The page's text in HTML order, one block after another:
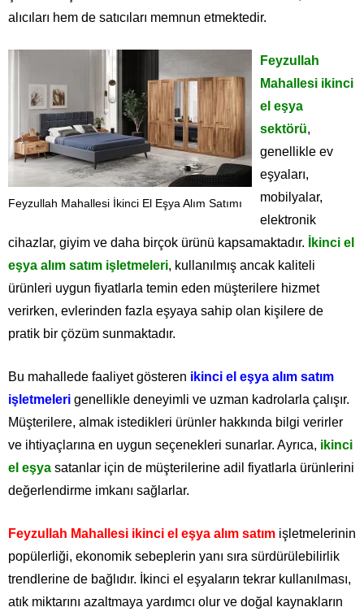
alıcıları hem de satıcıları memnun etmektedir.
Feyzullah Mahallesi İkinci El Eşya Alım Satımı
Feyzullah
Mahallesi ikinci
el eşya
sektörü,
genellikle ev
eşyaları,
mobilyalar,
elektronik
cihazlar, giyim ve daha birçok ürünü kapsamaktadır.
İkinci el
eşya alım satım işletmeleri, kullanılmış ancak kaliteli
ürünleri uygun fiyatlarla temin eden müşterilere hizmet
verirken, evlerinden fazla eşyaya sahip olan kişilere de
pratik bir çözüm sunmaktadır.
Bu mahallede faaliyet gösteren ikinci el eşya alım satım
işletmeleri genellikle deneyimli ve uzman kadrolarla çalışır.
Müşterilere, almak istedikleri ürünler hakkında bilgi verirler
ve ihtiyaçlarına en uygun seçenekleri sunarlar. Ayrıca, ikinci
el eşya satanlar için de müşterilerine adil fiyatlarla ürünlerini
değerlendirme imkanı sağlarlar.
Feyzullah Mahallesi ikinci el eşya alım satım işletmelerinin
popülerliği, ekonomik sebeplerin yanı sıra sürdürülebilirlik
trendlerine de bağlıdır. İkinci el eşyaların tekrar kullanılması,
atık miktarını azaltmaya yardımcı olur ve doğal kaynakların